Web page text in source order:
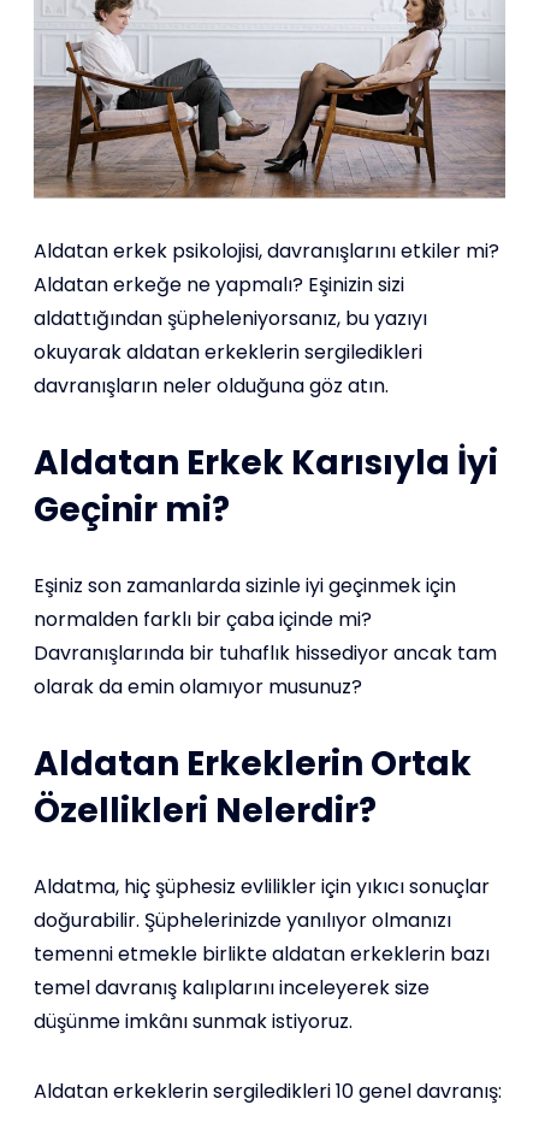
Aldatan erkek psikolojisi, davranışlarını etkiler mi?
Aldatan erkeğe ne yapmalı? Eşinizin sizi
aldattığından şüpheleniyorsanız, bu yazıyı
okuyarak aldatan erkeklerin sergiledikleri
davranışların neler olduğuna göz atın.
Aldatan Erkek Karısıyla İyi
Geçinir mi?
Eşiniz son zamanlarda sizinle iyi geçinmek için
normalden farklı bir çaba içinde mi?
Davranışlarında bir tuhaflık hissediyor ancak tam
olarak da emin olamıyor musunuz?
Aldatan Erkeklerin Ortak
Özellikleri Nelerdir?
Aldatma, hiç şüphesiz evlilikler için yıkıcı sonuçlar
doğurabilir. Şüphelerinizde yanılıyor olmanızı
temenni etmekle birlikte aldatan erkeklerin bazı
temel davranış kalıplarını inceleyerek size
düşünme imkânı sunmak istiyoruz.
Aldatan erkeklerin sergiledikleri 10 genel davranış: